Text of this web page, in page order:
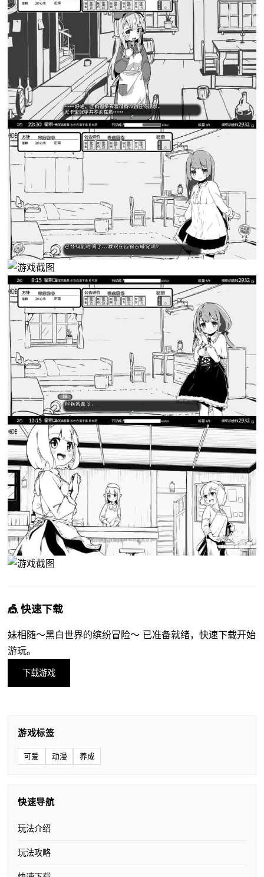
🎪 快速下载
妹相随～黑白世界的缤纷冒险～ 已准备就绪，快速下载开始
游玩。
下载游戏
游戏标签
可爱 动漫 养成
快速导航
玩法介绍
玩法攻略